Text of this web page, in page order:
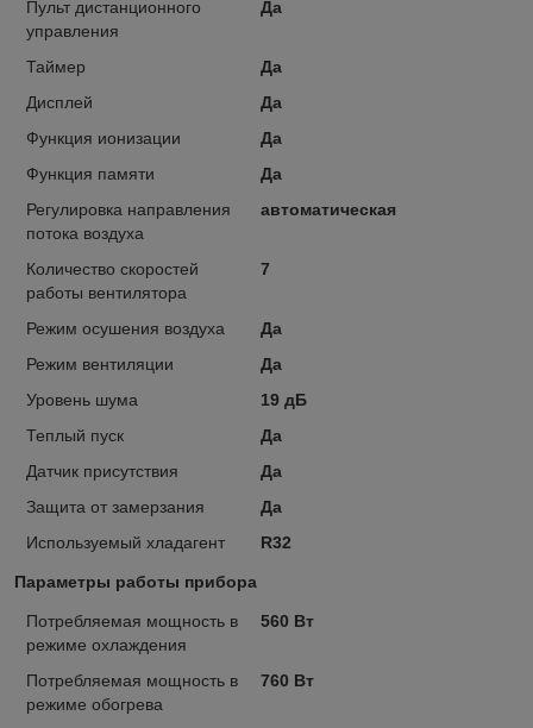
Пульт дистанционного
управления
Да
Таймер
Да
Дисплей
Да
Функция ионизации
Да
Функция памяти
Да
Регулировка направления
потока воздуха
автоматическая
Количество скоростей
работы вентилятора
7
Режим осушения воздуха
Да
Режим вентиляции
Да
Уровень шума
19 дБ
Теплый пуск
Да
Датчик присутствия
Да
Защита от замерзания
Да
Используемый хладагент
R32
Параметры работы прибора
Потребляемая мощность в
режиме охлаждения
560 Вт
Потребляемая мощность в
режиме обогрева
760 Вт